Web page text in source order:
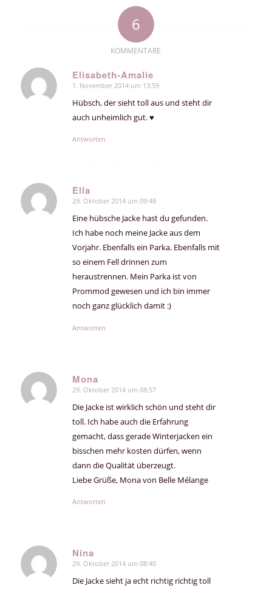
6
KOMMENTARE
Elisabeth-Amalie
sagte:
1. November 2014 um 13:59
Hübsch, der sieht toll aus und steht dir
auch unheimlich gut. ♥
Antworten
Ella
sagte:
29. Oktober 2014 um 09:48
Eine hübsche Jacke hast du gefunden.
Ich habe noch meine Jacke aus dem
Vorjahr. Ebenfalls ein Parka. Ebenfalls mit
so einem Fell drinnen zum
heraustrennen. Mein Parka ist von
Prommod gewesen und ich bin immer
noch ganz glücklich damit :)
Antworten
Mona
sagte:
29. Oktober 2014 um 08:57
Die Jacke ist wirklich schön und steht dir
toll. Ich habe auch die Erfahrung
gemacht, dass gerade Winterjacken ein
bisschen mehr kosten dürfen, wenn
dann die Qualität überzeugt.
Liebe Grüße, Mona von Belle Mélange
Antworten
Nina
sagte:
29. Oktober 2014 um 08:40
Die Jacke sieht ja echt richtig richtig toll